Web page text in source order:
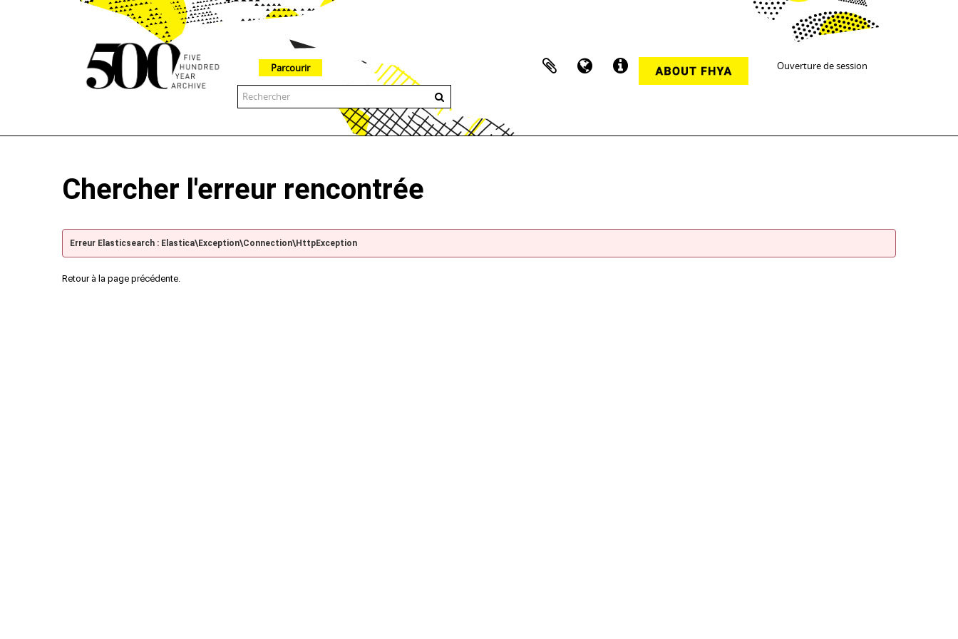
Ouverture de session
Parcourir
Chercher l'erreur rencontrée
Erreur Elasticsearch : Elastica\Exception\Connection\HttpException
Retour à la page précédente.